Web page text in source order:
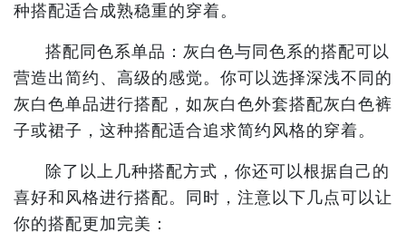
种搭配适合成熟稳重的穿着。
搭配同色系单品：灰白色与同色系的搭配可以
营造出简约、高级的感觉。你可以选择深浅不同的
灰白色单品进行搭配，如灰白色外套搭配灰白色裤
子或裙子，这种搭配适合追求简约风格的穿着。
除了以上几种搭配方式，你还可以根据自己的
喜好和风格进行搭配。同时，注意以下几点可以让
你的搭配更加完美：